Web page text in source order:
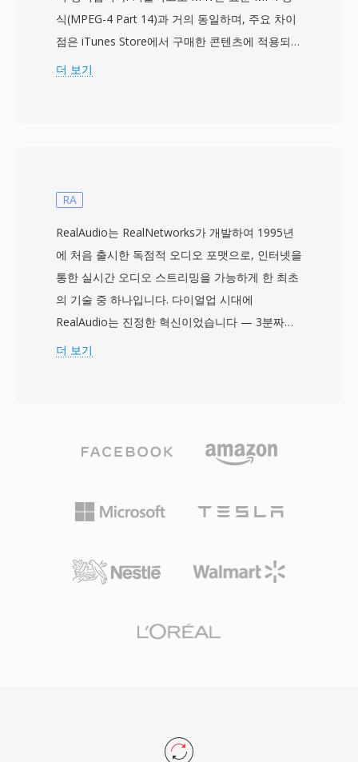
식(MPEG-4 Part 14)과 거의 동일하며, 주요 차이
점은 iTunes Store에서 구매한 콘텐츠에 적용되는
선택적 FairPlay DRM 보호입니다. DRM이 적용되
급 등의 메타데이터 태그를 지원합니다. Apple은
M4V 확장자를 선택했으며, 주로 DRM이 보호된
구매 항목이 Apple 생태계의 기기와 소프트웨어에
서 인식되도록 하기 위함이었습니다. M4V 파일은
macOS, iOS, iPadOS, Apple TV에서 기본적으로
재생되며, 보호되지 않은 버전은 모든 플랫폼의 대
부분의 주요 미디어 플레이어에서 원활하게 작동
MP4 생태계와의 호환성은 DRM이 없는 M4V 파
일 내의 비디오 및 오디오 스트림이 변환 없이 사
될 수 있음을 의미합니다.
더 보기
RA
RealAudio는 RealNetworks가 개발하여 1995년
에 처음 출시한 독점적 오디오 포맷으로, 인터넷을
통한 실시간 오디오 스트리밍을 가능하게 한 최초
의 기술 중 하나입니다. 다이얼업 시대에
RealAudio는 진정한 혁신이었습니다 — 3분짜리
노래의 전체 다운로드에 30분이 걸릴 수 있던 시
했고, 이후 버전(AAC 기반의 RealAudio 10)은 CD
및 가변 비트레이트 인코딩, 적응형 멀티 비트레이
트 스트리밍, 불안정한 연결에서 재생 중단을 최소
전성기에는 RealPlayer가 수억 대의 PC에 설치되
기여는 나중에 HLS와 DASH 같은 표준에 영향을
더 보기